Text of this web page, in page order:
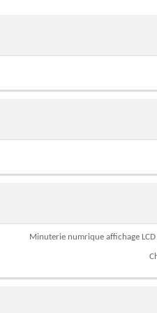
Minuterie numrique affichage